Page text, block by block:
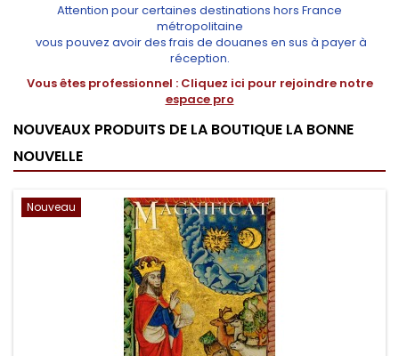
Attention pour certaines destinations hors France
métropolitaine
vous pouvez avoir des frais de douanes en sus à payer à
réception.
Vous êtes professionnel : Cliquez ici pour rejoindre notre
espace pro
NOUVEAUX PRODUITS DE LA BOUTIQUE LA BONNE
NOUVELLE
Nouveau